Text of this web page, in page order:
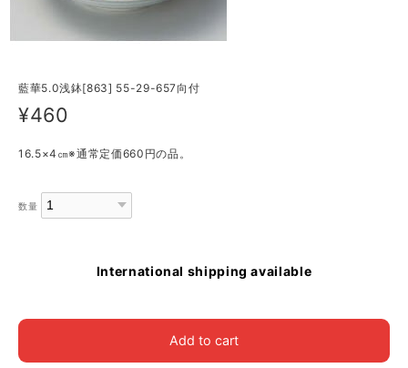
藍華5.0浅鉢[863] 55-29-657向付
¥460
16.5×4㎝※通常定価660円の品。
数量
International shipping available
Add to cart